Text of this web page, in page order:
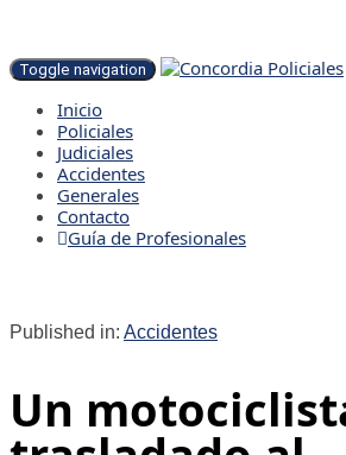
Toggle navigation
Inicio
Policiales
Judiciales
Accidentes
Generales
Contacto
Guía de Profesionales
Published in: Accidentes
Un